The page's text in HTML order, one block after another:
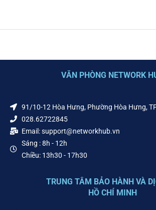
VĂN PHÒNG NETWORK
91/10-12 Hòa Hưng, Phường Hòa Hưng,
028.62722845
Email: support@networkhub.vn
Sáng : 8h - 12h
Chiều: 13h30 - 17h30
TRUNG TÂM BẢO HÀNH VÀ
HỒ CHÍ MINH